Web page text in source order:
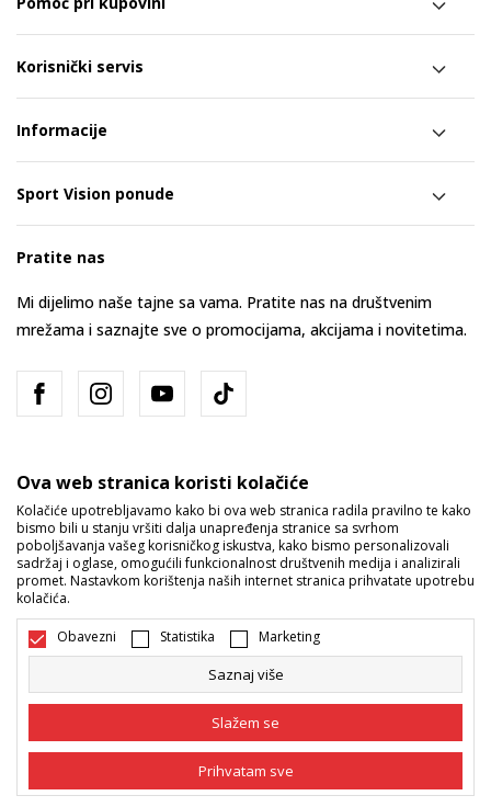
Korisnički servis
Informacije
Sport Vision ponude
Pratite nas
Mi dijelimo naše tajne sa vama. Pratite nas na društvenim
mrežama i saznajte sve o promocijama, akcijama i novitetima.
Bosna i Hercegovina Promijenite
Nastojimo da budemo što precizniji u opisu proizvoda, prikazu slika i
i bez grešaka. Svi artikli prikazani na sajtu su dio naše ponude i ne
podrazumijeva da su dostupni u svakom trenutku. Raspoloživost robe
možete provjeriti pozivom na broj 055/490-400.
©2026www.sportvision.ba, IzradaNB SOFT. Sva prava zadržana.
Ova web stranica koristi kolačiće
Kolačiće upotrebljavamo kako bi ova web stranica radila pravilno te kako
bismo bili u stanju vršiti dalja unapređenja stranice sa svrhom
poboljšavanja vašeg korisničkog iskustva, kako bismo personalizovali
sadržaj i oglase, omogućili funkcionalnost društvenih medija i analizirali
promet. Nastavkom korištenja naših internet stranica prihvatate upotrebu
kolačića.
Obavezni Statistika Marketing
Saznaj više
Slažem se
Prihvatam sve